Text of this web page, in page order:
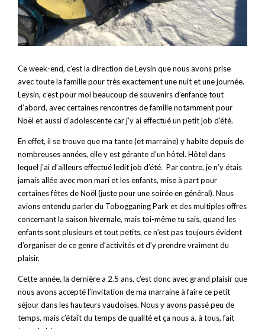
Ce week-end, c’est la direction de Leysin que nous avons prise
avec toute la famille pour très exactement une nuit et une journée.
Leysin, c’est pour moi beaucoup de souvenirs d’enfance tout
d’abord, avec certaines rencontres de famille notamment pour
Noël et aussi d’adolescente car j’y ai effectué un petit job d’été.
En effet, il se trouve que ma tante (et marraine) y habite depuis de
nombreuses années, elle y est gérante d’un hôtel. Hôtel dans
lequel j’ai d’ailleurs effectué ledit job d’été. Par contre, je n’y étais
jamais allée avec mon mari et les enfants, mise à part pour
certaines fêtes de Noël (juste pour une soirée en général). Nous
avions entendu parler du Tobogganing Park et des multiples offres
concernant la saison hivernale, mais toi-même tu sais, quand les
enfants sont plusieurs et tout petits, ce n’est pas toujours évident
d’organiser de ce genre d’activités et d’y prendre vraiment du
plaisir.
Cette année, la dernière a 2.5 ans, c’est donc avec grand plaisir que
nous avons accepté l’invitation de ma marraine à faire ce petit
séjour dans les hauteurs vaudoises. Nous y avons passé peu de
temps, mais c’était du temps de qualité et ça nous a, à tous, fait